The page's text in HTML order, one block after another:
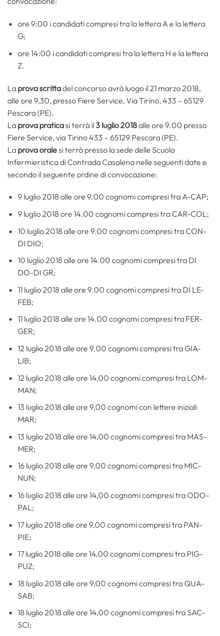
ore 9:00 i candidati compresi tra la lettera A e la lettera
G;
ore 14:00 i candidati compresi tra la lettera H e la lettera
Z.
La prova scrittadel concorso avrà luogo il 21 marzo 2018,
alle ore 9,30, presso Fiere Service, Via Tirino, 433 – 65129
Pescara (PE).
La prova praticasi terrà il3 luglio 2018alle ore 9.00 presso
Fiere Service, via Tirino 433 – 65129 Pescara (PE).
La prova oralesi terrà presso la sede delle Scuola
Infermieristica di Contrada Casalena nelle seguenti date e
secondo il seguente ordine di convocazione:
9 luglio 2018 alle ore 9.00 cognomi compresi tra A-CAP;
9 luglio 2018 ore 14.00 cognomi compresi tra CAR-COL;
10 luglio 2018 alle ore 9.00 cognomi compresi tra CON-
DI DIO;
10 luglio 2018 alle ore 14.00 cognomi compresi tra DI
DO-DI GR;
11 luglio 2018 alle ore 9.00 cognomi compresi tra DI LE-
FEB;
11 luglio 2018 alle ore 14.00 cognomi compresi tra FER-
GER;
12 luglio 2018 alle ore 9.00 cognomi compresi tra GIA-
LIB;
12 luglio 2018 alle ore 14,00 cognomi compresi tra LOM-
MAN;
13 luglio 2018 alle ore 9,00 cognomi con lettere iniziali
MAR;
13 luglio 2018 alle ore 14,00 cognomi compresi tra MAS-
MER;
16 luglio 2018 alle ore 9,00 cognomi compresi tra MIC-
NUN;
16 luglio 2018 alle ore 14,00 cognomi compresi tra ODO-
PAL;
17 luglio 2018 alle ore 9,00 cognomi compresi tra PAN-
PIE;
17 luglio 2018 alle ore 14,00 cognomi compresi tra PIG-
PUZ;
18 luglio 2018 alle ore 9,00 cognomi compresi tra QUA-
SAB;
18 luglio 2018 alle ore 14,00 cognomi compresi tra SAC-
SCI;